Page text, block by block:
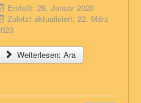
Erstellt: 28. Januar 2020
Zuletzt aktualisiert: 22. März
Weiterlesen: Ara